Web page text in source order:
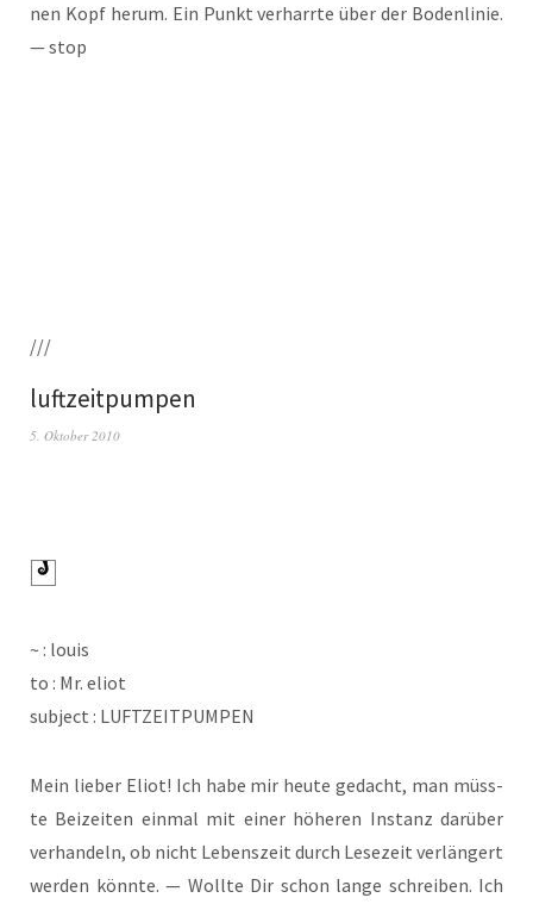
nen Kopf her­um. Ein Punkt ver­harr­te über der Boden­li­nie.
— stop
///
luftzeitpumpen
5. Oktober 2010
~ : louis
to : Mr. eliot
sub­ject : LUFTZEITPUMPEN
Mein lie­ber Eli­ot! Ich habe mir heu­te gedacht, man müss­
te Bei­zei­ten ein­mal mit einer höhe­ren Instanz dar­über
ver­han­deln, ob nicht Lebens­zeit durch Lese­zeit ver­län­gert
wer­den könn­te. — Woll­te Dir schon lan­ge schrei­ben. Ich